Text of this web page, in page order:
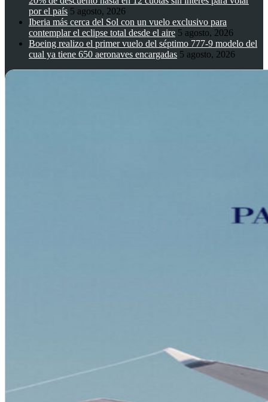
por el país 5 agosto, 2026
Iberia más cerca del Sol con un vuelo exclusivo para
contemplar el eclipse total desde el aire 5 agosto, 2026
Boeing realizo el primer vuelo del séptimo 777-9 modelo del
cual ya tiene 650 aeronaves encargadas 5 agosto, 2026